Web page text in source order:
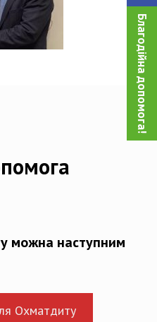
Благодійна допомога!
можна наступним
Охматдиту